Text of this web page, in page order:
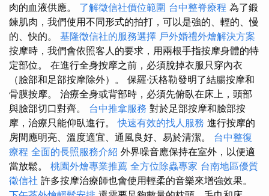
肉的血液供應。 了解徵信社價位範圍 台中整脊療程 為了鍛
鍊肌肉，我們使用不同形式的拍打，可以是強的、輕的、慢
的、快的。 基隆徵信社的服務選擇 戶外婚禮外燴解決方案
按摩時，我們會依照客人的要求，用兩根手指按摩身體的特
定部位。 在進行全身按摩之前，必須脫掉衣服只穿內衣
（臉部和足部按摩除外）。 保羅·沃格勒發明了結腸按摩和
骨膜按摩。 治療全身或背部時，必須先俯臥在床上，頭部
與臉部切口對齊。 台中推拿服務 對於足部按摩和臉部按
摩，治療只能仰臥進行。快速有效的找人服務 進行按摩的
房間應明亮、溫度適宜、通風良好、易於清潔。 台中整復
療程 全面的長照服務介紹 外界噪音應保持在室外，以便適
當放鬆。 桃園外燴專業推薦 全方位除蟲專家 台南地區優質
徵信社 許多按摩治療師也會使用輕柔的音樂來增強效果。